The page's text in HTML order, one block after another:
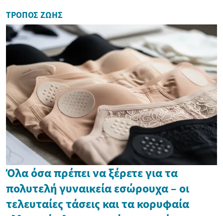
ΤΡΌΠΟΣ ΖΩΉΣ
Όλα όσα πρέπει να ξέρετε για τα
πολυτελή γυναικεία εσώρουχα – οι
τελευταίες τάσεις και τα κορυφαία